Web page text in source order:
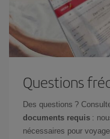
Questions
Des questions ?
documents requis :
nécessaires pour